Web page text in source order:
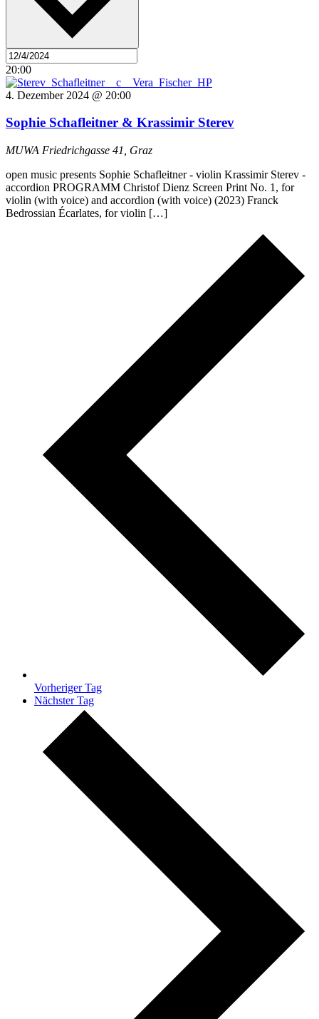
20:00
4. Dezember 2024 @ 20:00
Sophie Schafleitner & Krassimir Sterev
MUWA Friedrichgasse 41, Graz
open music presents Sophie Schafleitner - violin Krassimir Sterev -
accordion PROGRAMM Christof Dienz Screen Print No. 1, for
violin (with voice) and accordion (with voice) (2023) Franck
Bedrossian Écarlates, for violin […]
Vorheriger Tag
Nächster Tag